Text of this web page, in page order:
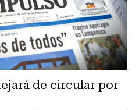
de circular por